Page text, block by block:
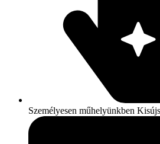
Személyesen műhelyünkben